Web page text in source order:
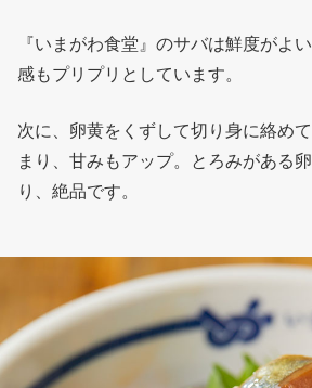
『いまがわ食堂』のサバは鮮度がよ
感もプリプリとしています。
次に、卵黄をくずして切り身に絡め
まり、甘みもアップ。とろみがある
り、絶品です。